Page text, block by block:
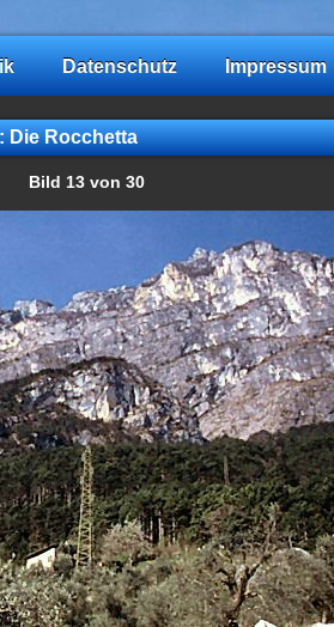
Datenschutz Impressum
Die Rocchetta
Bild 13 von 30